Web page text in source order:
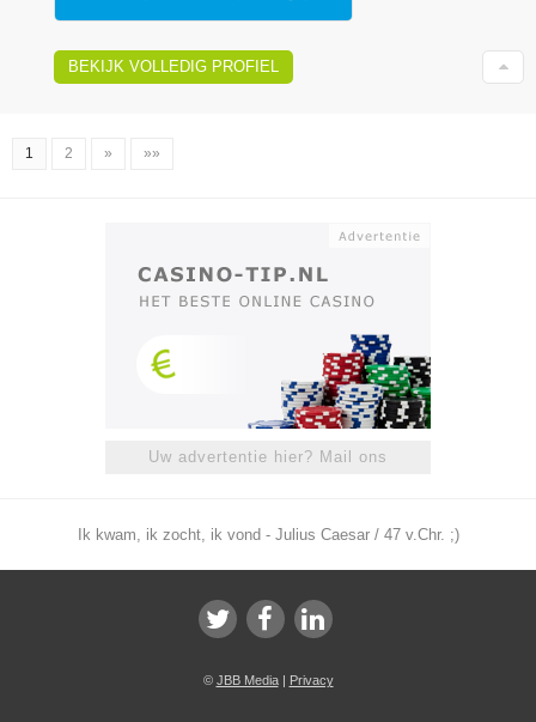
BEKIJK VOLLEDIG PROFIEL
1 2 » »»
Uw advertentie hier? Mail ons
Ik kwam, ik zocht, ik vond - Julius Caesar / 47 v.Chr. ;)
© JBB Media| Privacy